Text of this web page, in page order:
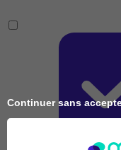
Continuer sans